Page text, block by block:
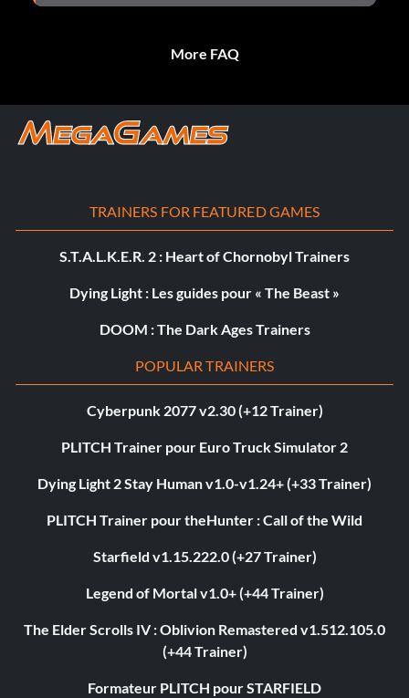
More FAQ
TRAINERS FOR FEATURED GAMES
S.T.A.L.K.E.R. 2 : Heart of Chornobyl Trainers
Dying Light : Les guides pour « The Beast »
DOOM : The Dark Ages Trainers
POPULAR TRAINERS
Cyberpunk 2077 v2.30 (+12 Trainer)
PLITCH Trainer pour Euro Truck Simulator 2
Dying Light 2 Stay Human v1.0-v1.24+ (+33 Trainer)
PLITCH Trainer pour theHunter : Call of the Wild
Starfield v1.15.222.0 (+27 Trainer)
Legend of Mortal v1.0+ (+44 Trainer)
The Elder Scrolls IV : Oblivion Remastered v1.512.105.0
(+44 Trainer)
Formateur PLITCH pour STARFIELD